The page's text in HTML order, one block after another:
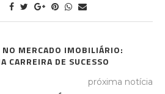
MERCADO IMOBILIÁRIO:
CARREIRA DE SUCESSO
próxima notícia